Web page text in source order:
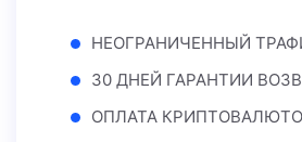
НЕОГРАНИЧЕННЫЙ
30 ДНЕЙ ГАРАНТИИ
ОПЛАТА